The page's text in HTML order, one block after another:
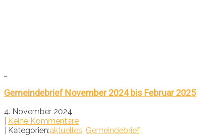
…
Gemeindebrief November 2024 bis Februar 2025
4. November 2024
Keine Kommentare
| Kategorien:aktuelles, Gemeindebrief